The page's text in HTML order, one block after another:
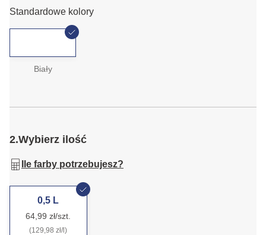
Standardowe kolory
BiaƗy
2.Wybierz ilość
Ile farby potrzebujesz?
0,5 L
64,99 zł/szt.
(129,98 zł/l)